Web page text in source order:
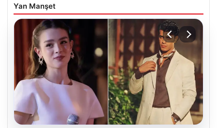
Yan Manşet